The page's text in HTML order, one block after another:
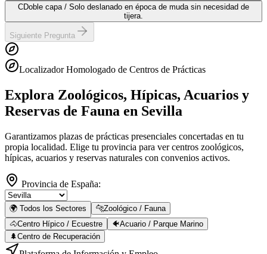
CDoble capa / Solo deslanado en época de muda sin necesidad de
tijera.
Siguiente Pregunta
Localizador Homologado de Centros de Prácticas
Explora Zoológicos, Hípicas, Acuarios y
Reservas de Fauna en Sevilla
Garantizamos plazas de prácticas presenciales concertadas en tu
propia localidad. Elige tu provincia para ver centros zoológicos,
hípicas, acuarios y reservas naturales con convenios activos.
Provincia de España:
🌍 Todos los Sectores 🐆Zoológico / Fauna
🐴Centro Hípico / Ecuestre 🐠Acuario / Parque Marino
🌲Centro de Recuperación